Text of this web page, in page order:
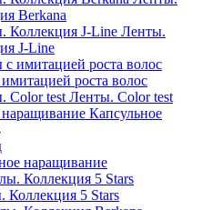
Berkana
Ленты.
J-Line
роста волос
Ленты. Color test
Капсульное
наращивание
Коллекция 5 Stars